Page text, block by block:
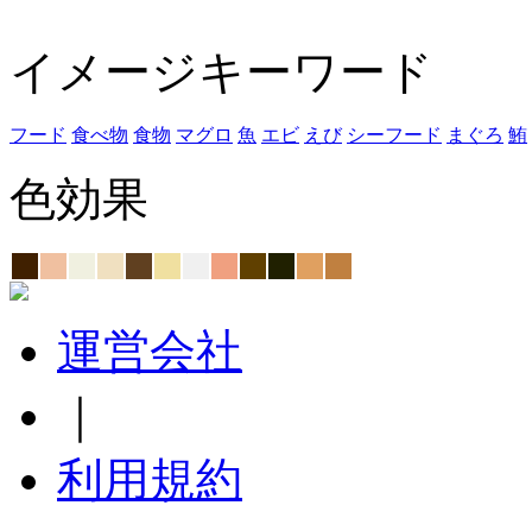
イメージキーワード
フード 食べ物 食物 マグロ 魚 エビ えび シーフード まぐろ 鮪
色効果
運営会社
利用規約